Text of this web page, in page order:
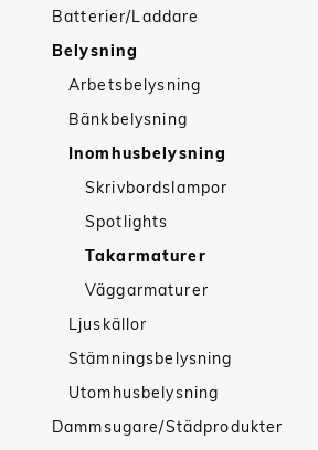
Batterier/Laddare
Belysning
Arbetsbelysning
Bänkbelysning
Inomhusbelysning
Skrivbordslampor
Spotlights
Takarmaturer
Väggarmaturer
Ljuskällor
Stämningsbelysning
Utomhusbelysning
Dammsugare/Städprodukter